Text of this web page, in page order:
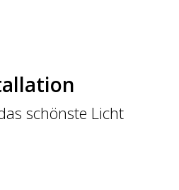
schönste Licht